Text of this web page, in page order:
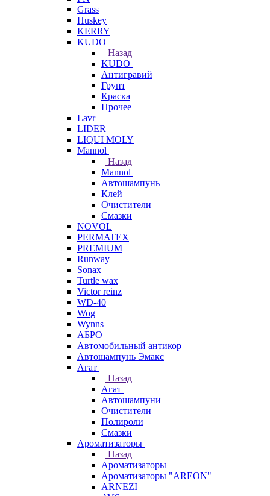
Grass
Huskey
KERRY
KUDO
Назад
KUDO
Антигравий
Грунт
Краска
Прочее
Lavr
LIDER
LIQUI MOLY
Mannol
Назад
Mannol
Автошампунь
Клей
Очистители
Смазки
NOVOL
PERMATEX
PREMIUM
Runway
Sonax
Turtle wax
Victor reinz
WD-40
Wog
Wynns
АБРО
Автомобильный антикор
Автошампунь Эмакс
Агат
Назад
Агат
Автошампуни
Очистители
Полироли
Смазки
Ароматизаторы
Назад
Ароматизаторы
Ароматизаторы "AREON"
ARNEZI